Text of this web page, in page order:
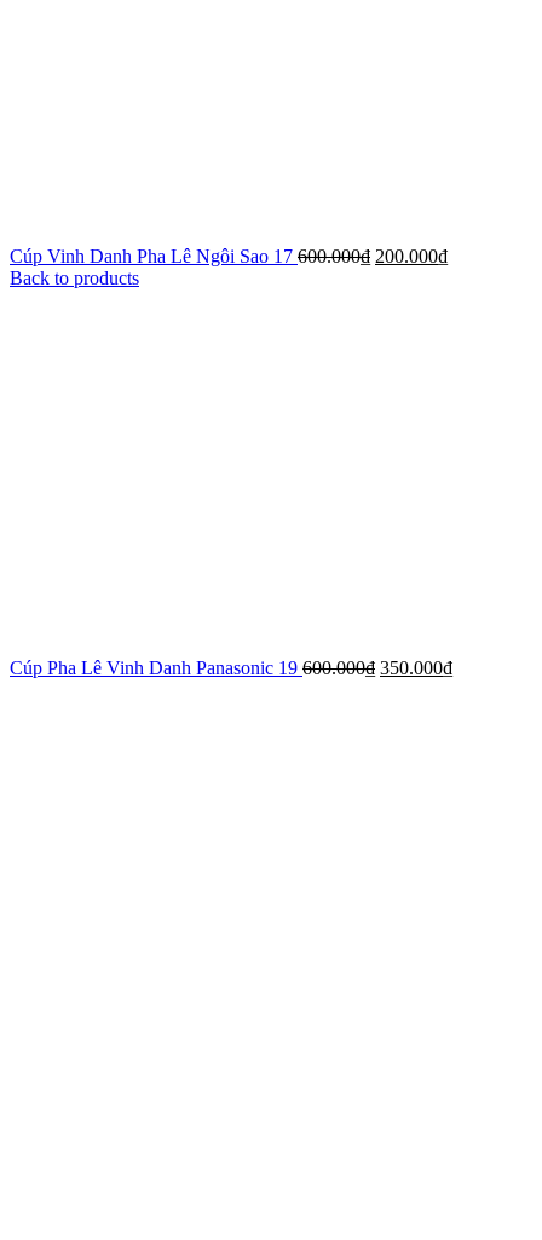
Cúp Vinh Danh Pha Lê Ngôi Sao 17 600.000₫ 200.000₫
Back to products
Cúp Pha Lê Vinh Danh Panasonic 19 600.000₫ 350.000₫